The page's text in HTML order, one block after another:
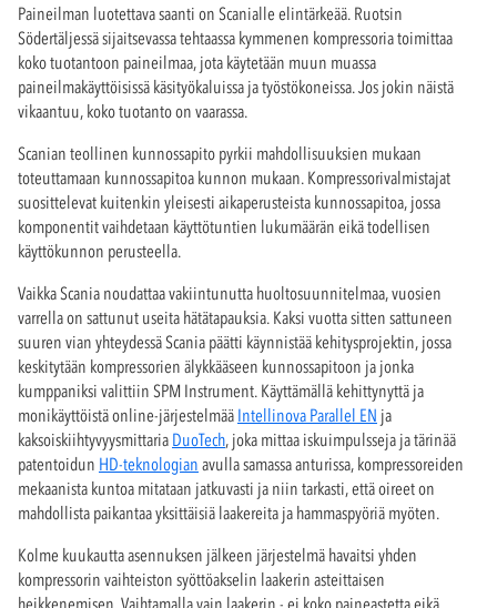
Paineilman luotettava saanti on Scanialle elintärkeää. Ruotsin
Södertäljessä sijaitsevassa tehtaassa kymmenen kompressoria toimittaa
koko tuotantoon paineilmaa, jota käytetään muun muassa
paineilmakäyttöisissä käsityökaluissa ja työstökoneissa. Jos jokin näistä
vikaantuu, koko tuotanto on vaarassa.
Scanian teollinen kunnossapito pyrkii mahdollisuuksien mukaan
toteuttamaan kunnossapitoa kunnon mukaan. Kompressorivalmistajat
suosittelevat kuitenkin yleisesti aikaperusteista kunnossapitoa, jossa
komponentit vaihdetaan käyttötuntien lukumäärän eikä todellisen
käyttökunnon perusteella.
Vaikka Scania noudattaa vakiintunutta huoltosuunnitelmaa, vuosien
varrella on sattunut useita hätätapauksia. Kaksi vuotta sitten sattuneen
suuren vian yhteydessä Scania päätti käynnistää kehitysprojektin, jossa
keskitytään kompressorien älykkääseen kunnossapitoon ja jonka
kumppaniksi valittiin SPM Instrument. Käyttämällä kehittynyttä ja
monikäyttöistä online-järjestelmää Intellinova Parallel EN ja
kaksoiskiihtyvyysmittaria DuoTech, joka mittaa iskuimpulsseja ja tärinää
patentoidun HD-teknologian avulla samassa anturissa, kompressoreiden
mekaanista kuntoa mitataan jatkuvasti ja niin tarkasti, että oireet on
mahdollista paikantaa yksittäisiä laakereita ja hammaspyöriä myöten.
Kolme kuukautta asennuksen jälkeen järjestelmä havaitsi yhden
kompressorin vaihteiston syöttöakselin laakerin asteittaisen
heikkenemisen. Vaihtamalla vain laakerin - ei koko paineastetta eikä